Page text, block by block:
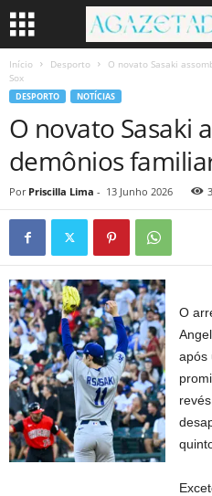
Início Desporto
O novato Sasaki
Sox
DESPORTO NOTÍCIAS
O novato Sasaki
demônios
Por Priscilla Lima - 13 Junho 2026
O
após